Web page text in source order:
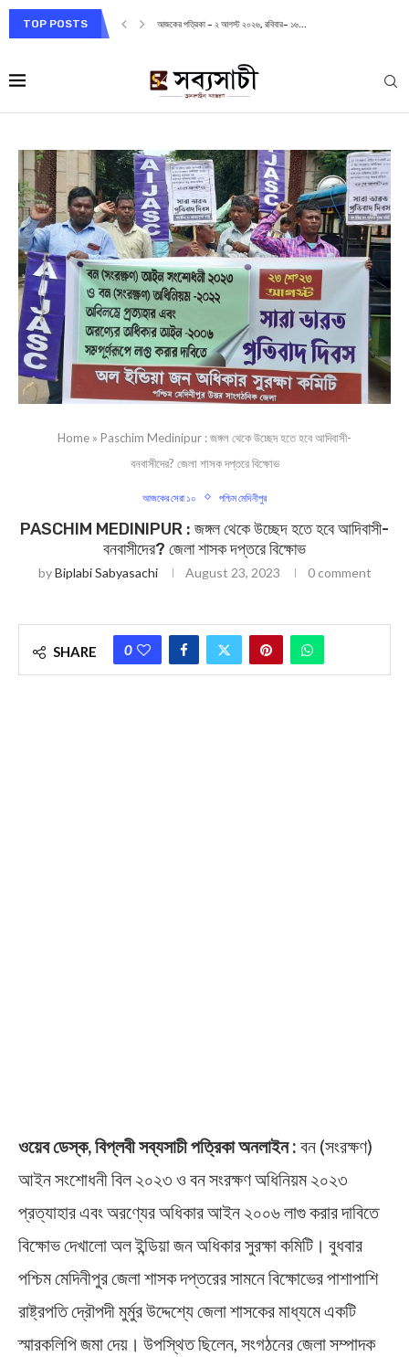
TOP POSTS আজকের পত্রিকা – ২ আগস্ট ২০২৬, রবিবার– ১৬...
Home » Paschim Medinipur : জঙ্গল থেকে উচ্ছেদ হতে হবে আদিবাসী-
বনবাসীদের? জেলা শাসক দপ্তরে বিক্ষোভ
আজকের সেরা ১০ পশ্চিম মেদিনীপুর
PASCHIM MEDINIPUR : জঙ্গল থেকে উচ্ছেদ হতে হবে আদিবাসী-
বনবাসীদের? জেলা শাসক দপ্তরে বিক্ষোভ
byBiplabi Sabyasachi August 23, 2023 0 comment
SHARE 0
ওয়েব ডেস্ক, বিপ্লবী সব্যসাচী পত্রিকা অনলাইন : বন (সংরক্ষণ)
আইন সংশোধনী বিল ২০২৩ ও বন সংরক্ষণ অধিনিয়ম ২০২৩
প্রত্যাহার এবং অরণ্যের অধিকার আইন ২০০৬ লাগু করার দাবিতে
বিক্ষোভ দেখালো অল ইন্ডিয়া জন অধিকার সুরক্ষা কমিটি। বুধবার
পশ্চিম মেদিনীপুর জেলা শাসক দপ্তরের সামনে বিক্ষোভের পাশাপাশি
রাষ্ট্রপতি দ্রৌপদী মুর্মুর উদ্দেশ্যে জেলা শাসকের মাধ্যমে একটি
স্মারকলিপি জমা দেয়। উপস্থিত ছিলেন, সংগঠনের জেলা সম্পাদক